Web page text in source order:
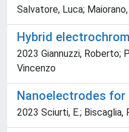
Salvatore, Luca;
Hybrid
2023 Giannuzzi, Roberto;
Vincenzo
Nanoelectrodes
2023 Sciurti, E.; Biscaglia,